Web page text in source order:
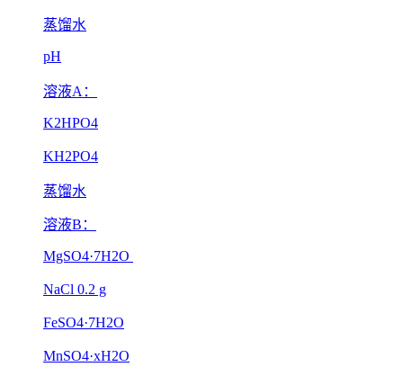
蒸馏水
pH
溶液A：
K2HPO4
KH2PO4
蒸馏水
溶液B：
MgSO4·7H2O
NaCl 0.2 g
FeSO4·7H2O
MnSO4·xH2O